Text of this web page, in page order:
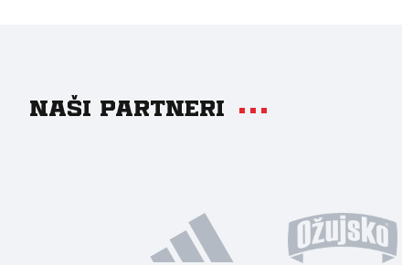
Naši partneri